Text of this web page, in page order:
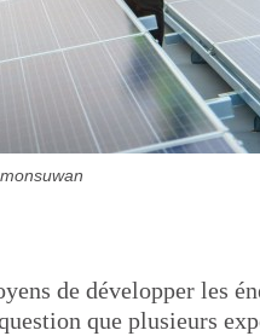
de développer les
que plusieurs